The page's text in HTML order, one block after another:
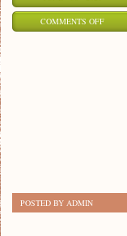
COMMENTS OFFON
POSTED BY ADMIN